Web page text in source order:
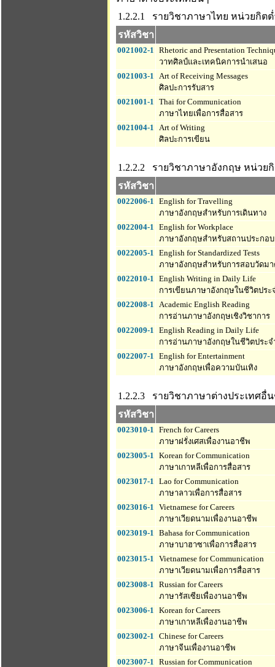
1.2.2.1 รายวิชาภาษาไทย หน่วยกิตต่
รหัสวิชา
0021002-1 Rhetoric and Presentation
วาทศิลป์และเทคนิคการนำเสนอ
0021003-1 Art of Receiving Messages
ศิลปะการรับสาร
0021001-1 Thai for Communication
ภาษาไทยเพื่อการสื่อสาร
0021004-1 Art of Writing
ศิลปะการเขียน
1.2.2.2 รายวิชาภาษาอังกฤษ หน่วย
รหัสวิชา
0022006-1 English for Travelling
ภาษาอังกฤษสำหรับการเดินทาง
0022004-1 English for Workplace
ภาษาอังกฤษสำหรับสถานประกอ
0022005-1 English for Standardized Tests
ภาษาอังกฤษสำหรับการสอบวัดม
0022010-1 English Writing in Daily Life
การเขียนภาษาอังกฤษในชีวิตประ
0022008-1 Academic English Reading
การอ่านภาษาอังกฤษเชิงวิชาการ
0022009-1 English Reading in Daily Life
การอ่านภาษาอังกฤษในชีวิตประจ
0022007-1 English for Entertainment
ภาษาอังกฤษเพื่อความบันเทิง
1.2.2.3 รายวิชาภาษาต่างประเทศอื่
รหัสวิชา
0023010-1 French for Careers
ภาษาฝรั่งเศสเพื่องานอาชีพ
0023005-1 Korean for Communication
ภาษาเกาหลีเพื่อการสื่อสาร
0023017-1 Lao for Communication
ภาษาลาวเพื่อการสื่อสาร
0023016-1 Vietnamese for Careers
ภาษาเวียดนามเพื่องานอาชีพ
0023019-1 Bahasa for Communication
ภาษาบาฮาซาเพื่อการสื่อสาร
0023015-1 Vietnamese for Communication
ภาษาเวียดนามเพื่อการสื่อสาร
0023008-1 Russian for Careers
ภาษารัสเซียเพื่องานอาชีพ
0023006-1 Korean for Careers
ภาษาเกาหลีเพื่องานอาชีพ
0023002-1 Chinese for Careers
ภาษาจีนเพื่องานอาชีพ
0023007-1 Russian for Communication